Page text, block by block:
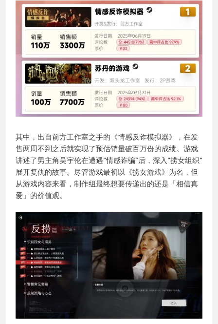
其中，出自前方工作室之手的《情感反诈模拟器》，在发
售两周不到之后就实现了预估销量破百万份的成绩。游戏
讲述了男主角吴宇伦在遭遇“情感诈骗”后，深入“捞女组织”
展开复仇的故事。尽管游戏最初以《捞女游戏》为名，但
从游戏内容来看，制作组最终想要传递出的还是「相信真
爱」的价值观。